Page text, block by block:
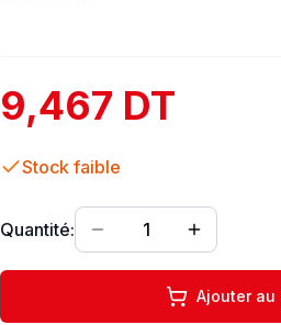
9,467 DT
Stock faible
Quantité: 1
Ajouter au